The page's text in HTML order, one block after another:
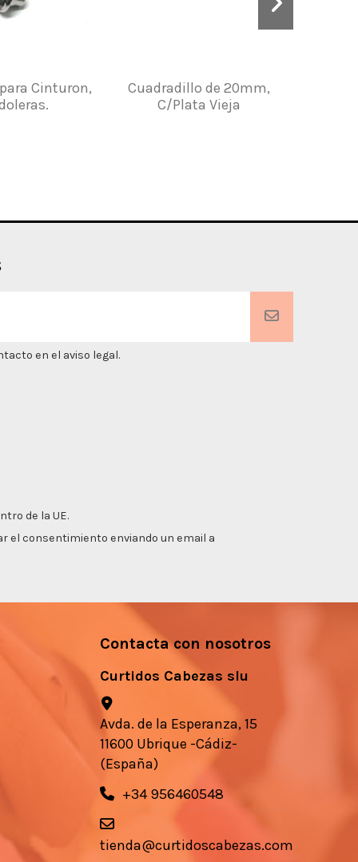
para Cinturon,
Cuadradillo de 20mm,
C/Plata Vieja
en el aviso legal.
de la UE.
el consentimiento enviando un email a
Contacta con nosotros
Curtidos Cabezas slu
Avda. de la Esperanza, 15
11600 Ubrique -Cádiz-
(España)
+34 956460548
tienda@curtidoscabezas.com